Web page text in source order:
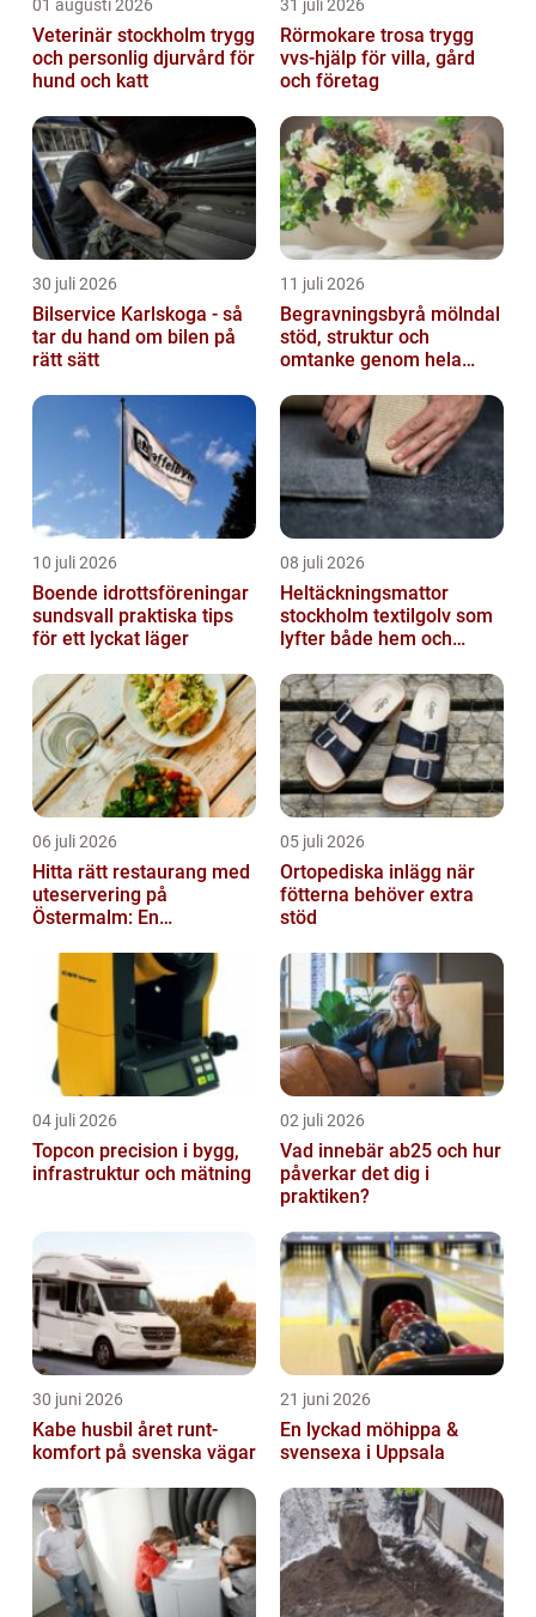
01 augusti 2026
Veterinär stockholm trygg
och personlig djurvård för
hund och katt
31 juli 2026
Rörmokare trosa trygg
vvs-hjälp för villa, gård
och företag
30 juli 2026
Bilservice Karlskoga - så
tar du hand om bilen på
rätt sätt
11 juli 2026
Begravningsbyrå mölndal
stöd, struktur och
omtanke genom hela
10 juli 2026
Boende idrottsföreningar
sundsvall praktiska tips
för ett lyckat läger
08 juli 2026
Heltäckningsmattor
stockholm textilgolv som
lyfter både hem och
06 juli 2026
Hitta rätt restaurang med
uteservering på
Östermalm: En
i solen
05 juli 2026
Ortopediska inlägg när
fötterna behöver extra
stöd
04 juli 2026
Topcon precision i bygg,
infrastruktur och mätning
02 juli 2026
Vad innebär ab25 och hur
påverkar det dig i
praktiken?
30 juni 2026
Kabe husbil året runt-
komfort på svenska vägar
21 juni 2026
En lyckad möhippa &
svensexa i Uppsala